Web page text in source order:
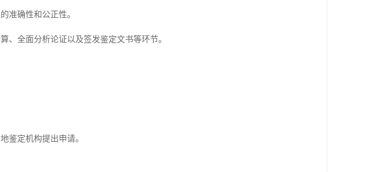
准确性和公正性。
、全面分析论证以及签发鉴定文书等环节。
鉴定机构提出申请。